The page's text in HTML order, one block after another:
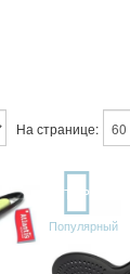
На странице:
TOP
Популярный